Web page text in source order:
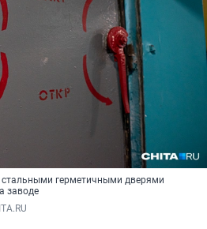
стальными герметичными дверями
заводе